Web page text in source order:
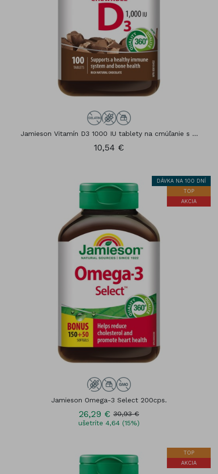
Jamieson Vitamín D3 1000 IU tablety na cmúľanie s ...
10,54 €
DÁVKA NA 100 DNÍ
TOP
AKCIA
Jamieson Omega-3 Select 200cps.
26,29 € 30,93 €
ušetríte 4,64 (15%)
TOP
AKCIA